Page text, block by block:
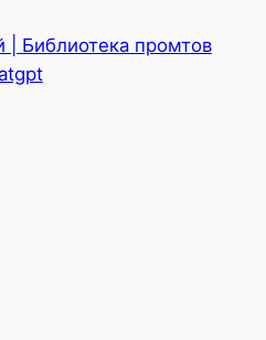
| Библиотека промтов